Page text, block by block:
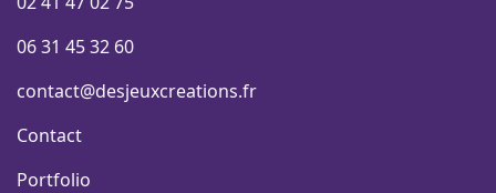
06 31 45 32 60
contact@desjeuxcreations.fr
Contact
Portfolio